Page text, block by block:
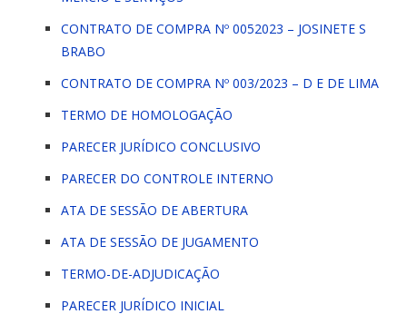
CONTRATO DE COMPRA Nº 0052023 – JOSINETE S
BRABO
CONTRATO DE COMPRA Nº 003/2023 – D E DE LIMA
TERMO DE HOMOLOGAÇÃO
PARECER JURÍDICO CONCLUSIVO
PARECER DO CONTROLE INTERNO
ATA DE SESSÃO DE ABERTURA
ATA DE SESSÃO DE JUGAMENTO
TERMO-DE-ADJUDICAÇÃO
PARECER JURÍDICO INICIAL